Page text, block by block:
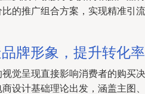
的推广组合方案，实现精准引流
牌形象，提升转化率
觉呈现直接影响消费者的购买决
设计基础理论出发，涵盖主图、